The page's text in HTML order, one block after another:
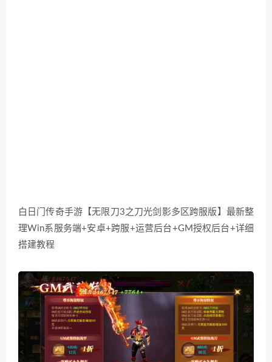
白日门传奇手游【无限刀3之刀光剑影多区跨服版】最新整
理Win系服务端+安卓+跨服+运营后台+GM授权后台+详细
搭建教程